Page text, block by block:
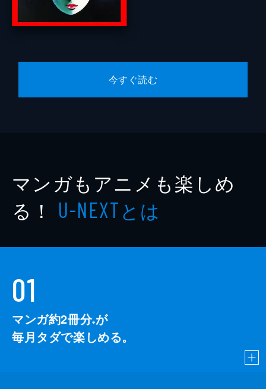
今すぐ読む
マンガもアニメも楽しめ
る！ U-NEXTとは
01
マンガ約2冊分※が
毎月タダで楽しめる。